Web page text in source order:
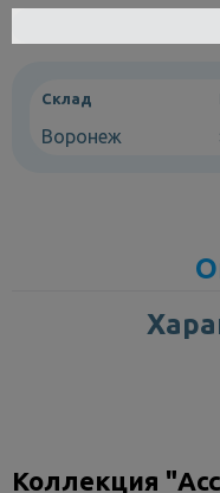
Склад
Воронеж
комнаты. Напольный
Коллекция